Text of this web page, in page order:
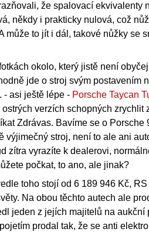
že spalovací ekvivalenty
někdy i prakticky nulová, což
může to jít i dál, takové nůžky se
okolo, který jistě není
jde o stroj svým postavením
- asi ještě lépe - Porsche Taycan
verzích schopných zrychlit
Zdrávas. Bavíme se o Porsche
výjimečný stroj, není to ale ani
zítra vyrazíte k dealerovi,
počkat, to ano, ale jinak?
toho stojí od 6 189 946 Kč,
Na obou těchto autech ale
jeden z jejích majitelů na
prodal tak, že se anti